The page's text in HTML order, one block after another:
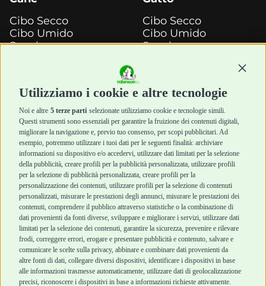
Utilizziamo i cookie e altre tecnologie
Noi e altre 5 terze parti selezionate utilizziamo cookie e tecnologie simili.
Questi strumenti sono essenziali per garantire la fruizione dei contenuti digitali,
migliorare la navigazione e, previo tuo consenso, per scopi pubblicitari. Ad
esempio, potremmo utilizzare i tuoi dati per le seguenti finalità: archiviare
informazioni su dispositivo e/o accedervi, utilizzare dati limitati per la selezione
della pubblicità, creare profili per la pubblicità personalizzata, utilizzare profili
per la selezione di pubblicità personalizzata, creare profili per la
personalizzazione dei contenuti, utilizzare profili per la selezione di contenuti
personalizzati, misurare le prestazioni degli annunci, misurare le prestazioni dei
contenuti, comprendere il pubblico attraverso statistiche o la combinazione di
dati provenienti da fonti diverse, sviluppare e migliorare i servizi, utilizzare dati
limitati per la selezione dei contenuti, garantire la sicurezza, prevenire e rilevare
frodi, correggere errori, erogare e presentare pubblicità e contenuto, salvare e
comunicare le scelte sulla privacy, abbinare e combinare dati provenienti da
altre fonti di dati, collegare diversi dispositivi, identificare i dispositivi in base
alle informazioni trasmesse automaticamente, utilizzare dati di geolocalizzazione
precisi, riconoscere i dispositivi in base a informazioni richieste attivamente.
Cibo Secco
Cibo Umido
Snack e
Igiene e Pulizia
Accessori
Cani Mini
Top Quality
Cibo Secco
Cibo Umido
Snack e
Igiene e Pulizia
Accessori
Top Quality
Robinson Pet Shop
Chi siamo
Punti vendita
Marchi
Blog
Assistenza Robinson
Pet Shop
Offerte
Promozioni
Acquisti sicuri
Termini e condizioni
di vendita
Cashback
Metodi di
pagamento
Recesso e Reso
Spedizioni